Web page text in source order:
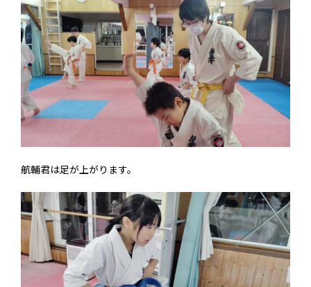
航輔君は足が上がります。